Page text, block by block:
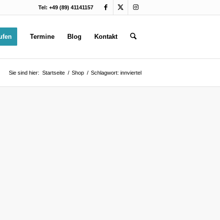
Tel: +49 (89) 41141157
Termine Blog Kontakt
Sie sind hier: Startseite / Shop / Schlagwort: innviertel